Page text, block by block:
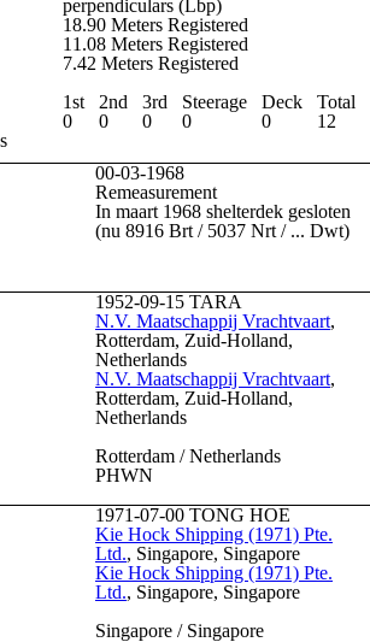
perpendiculars (Lbp)
18.90 Meters Registered
11.08 Meters Registered
7.42 Meters Registered
1st 2nd 3rd Steerage Deck
Total
0
0 0 0 0
12
00-03-1968
Remeasurement
In maart 1968 shelterdek gesloten
(nu 8916 Brt / 5037 Nrt / ... Dwt)
1952-09-15 TARA
N.V. Maatschappij Vrachtvaart,
Rotterdam, Zuid-Holland,
Netherlands
N.V. Maatschappij Vrachtvaart,
Rotterdam, Zuid-Holland,
Netherlands
Rotterdam / Netherlands
PHWN
1971-07-00 TONG HOE
Kie Hock Shipping (1971) Pte.
Ltd., Singapore, Singapore
Kie Hock Shipping (1971) Pte.
Ltd., Singapore, Singapore
Singapore / Singapore